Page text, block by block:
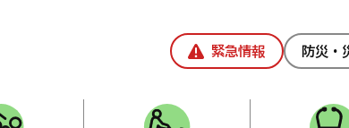
緊急情報 防災・